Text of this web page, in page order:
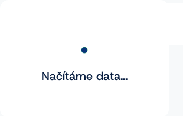
Načítáme data...